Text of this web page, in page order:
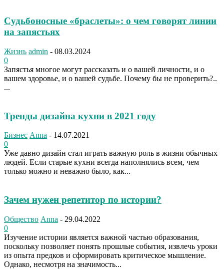
Судьбоносные «браслеты»: о чем говорят линии
на запястьях
Жизнь admin - 08.03.2024
0
Запястья многое могут рассказать и о вашей личности, и о
вашем здоровье, и о вашей судьбе. Почему бы не проверить?..
...
Тренды дизайна кухни в 2021 году
Бизнес Anna - 14.07.2021
0
Уже давно дизайн стал играть важную роль в жизни обычных
людей. Если старые кухни всегда наполнялись всем, чем
только можно и неважно было, как...
Зачем нужен репетитор по истории?
Общество Anna - 29.04.2022
0
Изучение истории является важной частью образования,
поскольку позволяет понять прошлые события, извлечь уроки
из опыта предков и сформировать критическое мышление.
Однако, несмотря на значимость...